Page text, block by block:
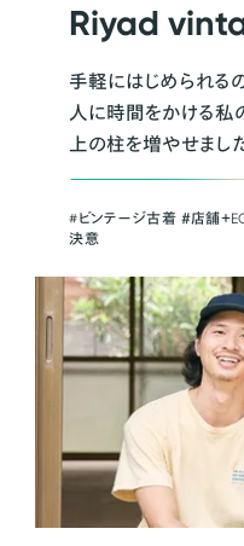
Riyad
手軽にはじめられる
人に時間をかける私
上の柱を増やせました
#ビンテージ古着 ＃店舗＋
決意